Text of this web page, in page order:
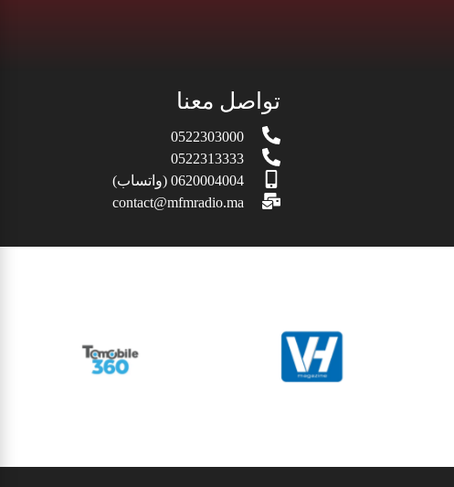
تواصل معنا
0522303000
0522313333
0620004004 (واتساب)
contact@mfmradio.ma